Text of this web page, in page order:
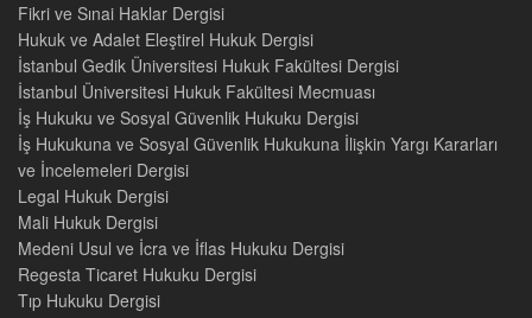
Fikri ve Sınai Haklar Dergisi
Hukuk ve Adalet Eleştirel Hukuk Dergisi
İstanbul Gedik Üniversitesi Hukuk Fakültesi Dergisi
İstanbul Üniversitesi Hukuk Fakültesi Mecmuası
İş Hukuku ve Sosyal Güvenlik Hukuku Dergisi
İş Hukukuna ve Sosyal Güvenlik Hukukuna İlişkin Yargı Kararları
ve İncelemeleri Dergisi
Legal Hukuk Dergisi
Mali Hukuk Dergisi
Medeni Usul ve İcra ve İflas Hukuku Dergisi
Regesta Ticaret Hukuku Dergisi
Tıp Hukuku Dergisi